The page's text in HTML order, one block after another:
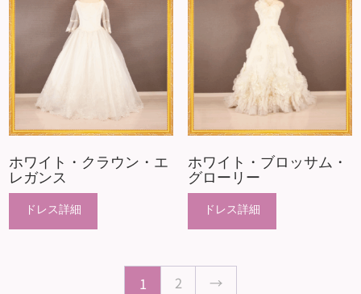
ホワイト・クラウン・エ
レガンス
ホワイト・ブロッサム・
グローリー
1 2 →